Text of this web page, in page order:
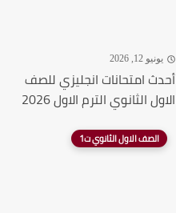
يونيو 12, 2026
أحدث امتحانات انجليزي للصف
الاول الثانوي الترم الاول 2026
الصف الاول الثانوي ت1